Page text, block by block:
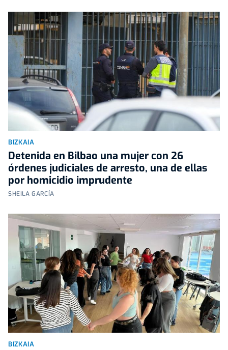
BIZKAIA
Detenida en Bilbao una mujer con 26
órdenes judiciales de arresto, una de ellas
por homicidio imprudente
SHEILA GARCÍA
BIZKAIA